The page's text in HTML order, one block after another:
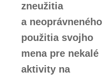
zneužitia
a neoprávneného
použitia svojho
mena pre nekalé
aktivity na